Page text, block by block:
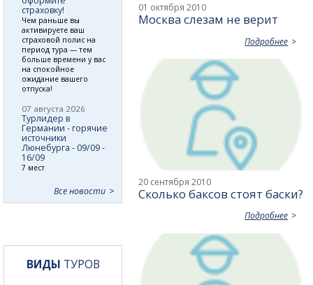
01 октября 2010
Москва слезам не верит
Подробнее
20 сентября 2010
Сколько баксов стоят баски?
Подробнее
страховку!
Чем раньше вы
активируете ваш
страховой полис на
период тура — тем
больше времени у вас
на спокойное
ожидание вашего
отпуска!
07 августа 2026
Турлидер в
Германии - горячие
источники
Люнебурга - 09/09 -
16/09
7 мест
Все новости
ВИДЫ ТУРОВ